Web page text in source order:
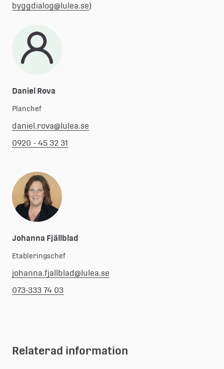
byggdialog@lulea.se)
Daniel Rova
Planchef
daniel.rova@lulea.se
0920 - 45 32 31
Johanna Fjällblad
Etableringschef
johanna.fjallblad@lulea.se
073-333 74 03
Relaterad information